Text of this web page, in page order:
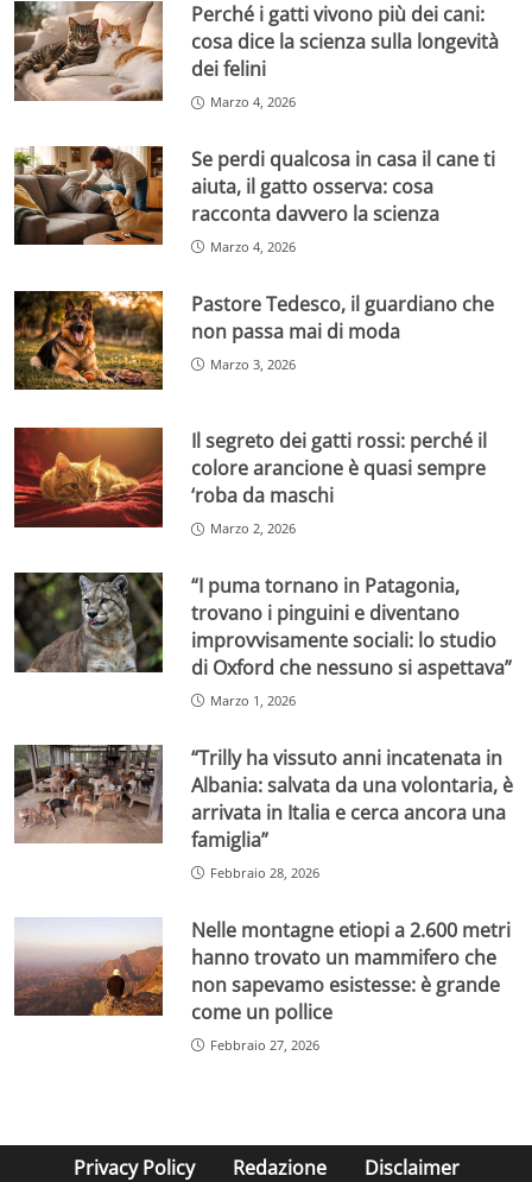
Perché i gatti vivono più dei cani:
cosa dice la scienza sulla longevità
dei felini
Marzo 4, 2026
Se perdi qualcosa in casa il cane ti
aiuta, il gatto osserva: cosa
racconta davvero la scienza
Marzo 4, 2026
Pastore Tedesco, il guardiano che
non passa mai di moda
Marzo 3, 2026
Il segreto dei gatti rossi: perché il
colore arancione è quasi sempre
‘roba da maschi
Marzo 2, 2026
“I puma tornano in Patagonia,
trovano i pinguini e diventano
improvvisamente sociali: lo studio
di Oxford che nessuno si aspettava”
Marzo 1, 2026
“Trilly ha vissuto anni incatenata in
Albania: salvata da una volontaria, è
arrivata in Italia e cerca ancora una
famiglia”
Febbraio 28, 2026
Nelle montagne etiopi a 2.600 metri
hanno trovato un mammifero che
non sapevamo esistesse: è grande
come un pollice
Febbraio 27, 2026
Privacy Policy Redazione Disclaimer